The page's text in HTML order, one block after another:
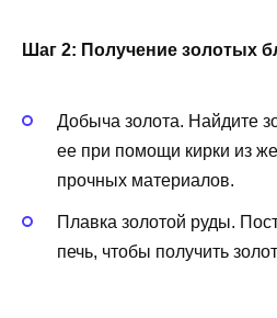
Шаг 2: Получение золотых
Добыча золота. Найдите
ее при помощи кирки из
прочных материалов.
Плавка золотой руды.
печь, чтобы получить